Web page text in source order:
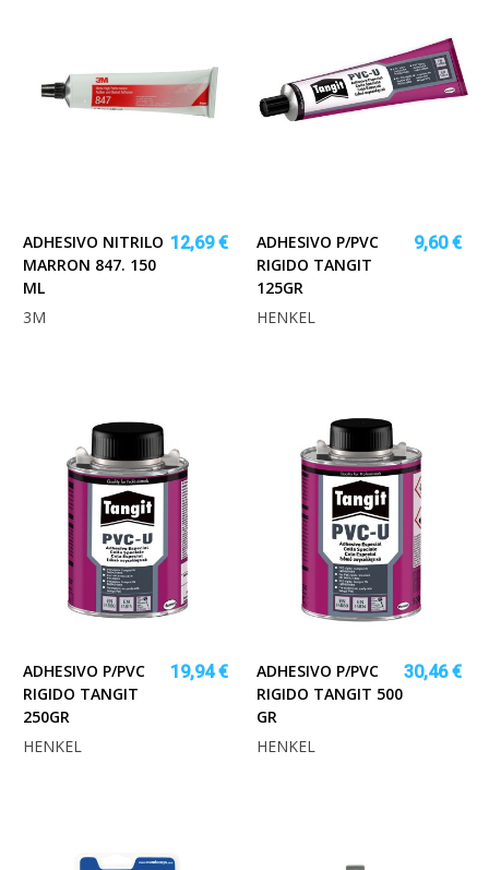
ADHESIVO NITRILO
MARRON 847. 150
ML
12,69 €
3M
ADHESIVO P/PVC
RIGIDO TANGIT
125GR
9,60 €
HENKEL
ADHESIVO P/PVC
RIGIDO TANGIT
250GR
19,94 €
HENKEL
ADHESIVO P/PVC
RIGIDO TANGIT 500
GR
30,46 €
HENKEL